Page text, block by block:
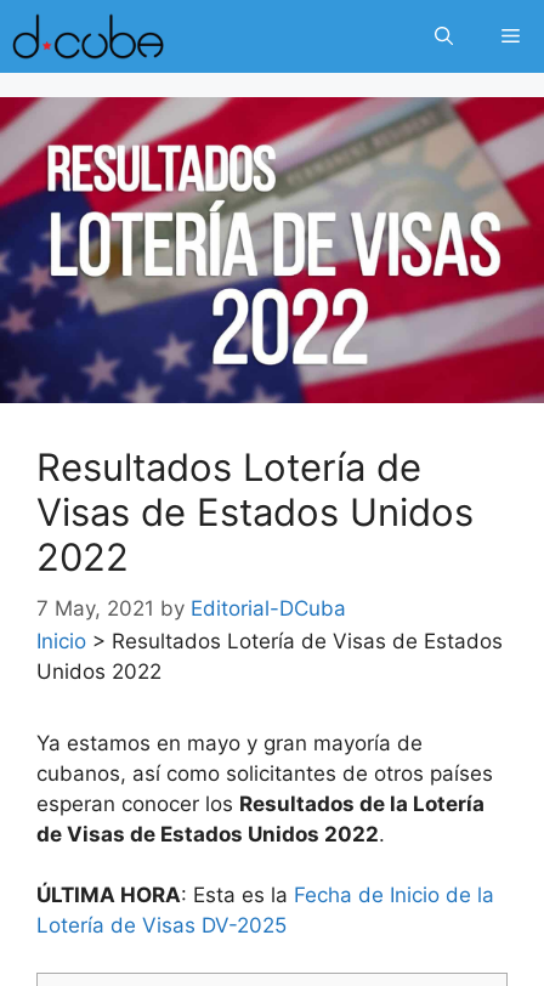
Skip
to
content
Resultados Lotería de
Visas de Estados Unidos
2022
7 May, 2021 by Editorial-DCuba
Inicio > Resultados Lotería de Visas de Estados
Unidos 2022
Ya estamos en mayo y gran mayoría de
cubanos, así como solicitantes de otros países
esperan conocer los Resultados de la Lotería
de Visas de Estados Unidos 2022.
ÚLTIMA HORA: Esta es la Fecha de Inicio de la
Lotería de Visas DV-2025